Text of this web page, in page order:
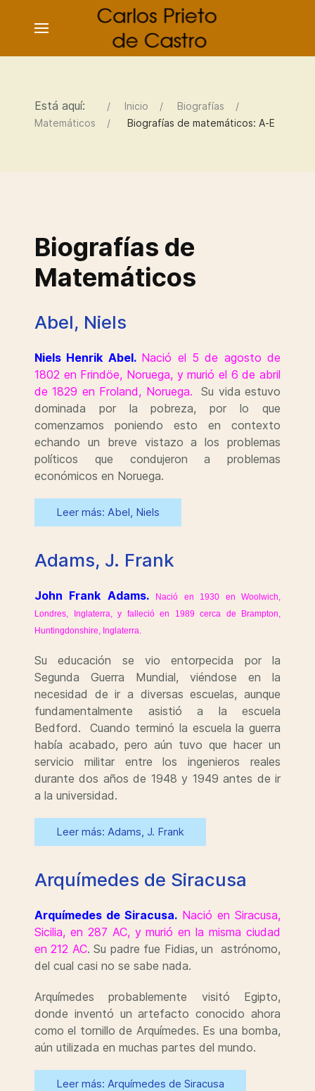
Está aquí: Inicio
Biografías
Matemáticos
Biografías de matemáticos: A-E
Biografías de
Matemáticos
Abel, Niels
Niels Henrik Abel. Nació el 5 de agosto de
1802 en Frindöe, Noruega, y murió el 6 de abril
de 1829 en Froland, Noruega.
Su vida estuvo
dominada por la pobreza, por lo que
comenzamos poniendo esto en contexto
echando un breve vistazo a los problemas
políticos que condujeron a problemas
económicos en Noruega.
Leer más: Abel, Niels
Adams, J. Frank
John Frank Adams.
Nació en 1930 en Woolwich,
Londres, Inglaterra, y falleció en 1989 cerca de Brampton,
Huntingdonshire, Inglaterra.
Su educación se vio entorpecida por la
Segunda Guerra Mundial, viéndose en la
necesidad de ir a diversas escuelas, aunque
fundamentalmente asistió a la escuela
Bedford. Cuando terminó la escuela la guerra
había acabado, pero aún tuvo que hacer un
servicio militar entre los ingenieros reales
durante dos años de 1948 y 1949 antes de ir
a la universidad.
Leer más: Adams, J. Frank
Arquímedes de Siracusa
Arquímedes de Siracusa. Nació en Siracusa,
Sicilia, en 287 AC, y murió en la misma ciudad
en 212 AC.Su padre fue Fidias, un astrónomo,
del cual casi no se sabe nada.
Arquímedes probablemente visitó Egipto,
donde inventó un artefacto conocido ahora
como el tornillo de Arquímedes. Es una bomba,
aún utilizada en muchas partes del mundo.
Leer más: Arquímedes de Siracusa